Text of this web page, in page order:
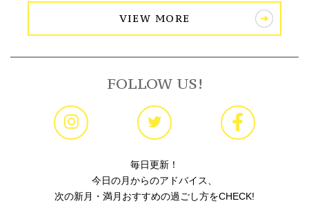
VIEW MORE
FOLLOW US!
毎日更新！
今日の月からのアドバイス、
次の新月・満月おすすめの過ごし方をCHECK!